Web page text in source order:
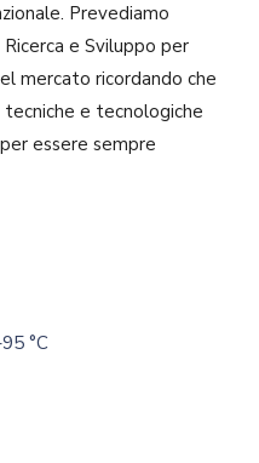
Prevediamo
e Sviluppo per
mercato ricordando che
e tecnologiche
essere sempre
°C